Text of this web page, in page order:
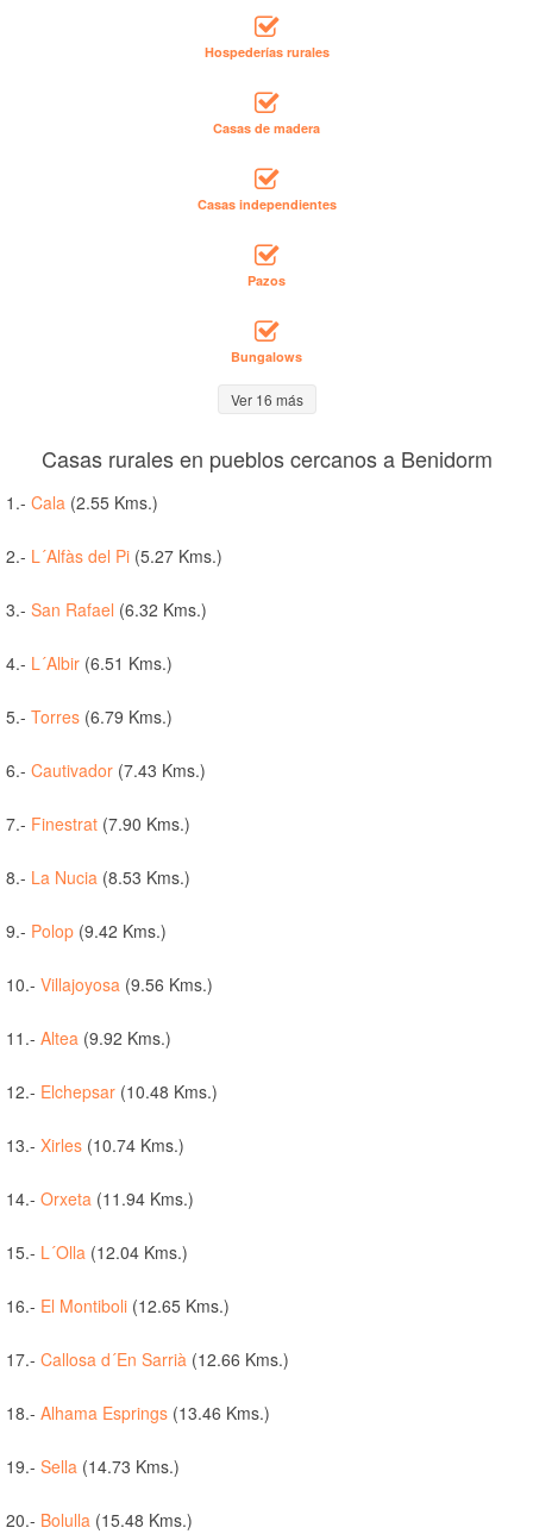
Hospederías rurales
Casas de madera
Casas independientes
Pazos
Bungalows
Ver 16 más
Casas rurales en pueblos cercanos a Benidorm
1.- Cala (2.55 Kms.)
2.- L´Alfàs del Pi (5.27 Kms.)
3.- San Rafael (6.32 Kms.)
4.- L´Albir (6.51 Kms.)
5.- Torres (6.79 Kms.)
6.- Cautivador (7.43 Kms.)
7.- Finestrat (7.90 Kms.)
8.- La Nucia (8.53 Kms.)
9.- Polop (9.42 Kms.)
10.- Villajoyosa (9.56 Kms.)
11.- Altea (9.92 Kms.)
12.- Elchepsar (10.48 Kms.)
13.- Xirles (10.74 Kms.)
14.- Orxeta (11.94 Kms.)
15.- L´Olla (12.04 Kms.)
16.- El Montiboli (12.65 Kms.)
17.- Callosa d´En Sarrià (12.66 Kms.)
18.- Alhama Esprings (13.46 Kms.)
19.- Sella (14.73 Kms.)
20.- Bolulla (15.48 Kms.)